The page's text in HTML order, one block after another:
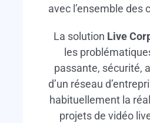
avec l’ensemble des
La solution Live
les
passante, sécurité,
d’un réseau
habituellement la
projets de vidéo